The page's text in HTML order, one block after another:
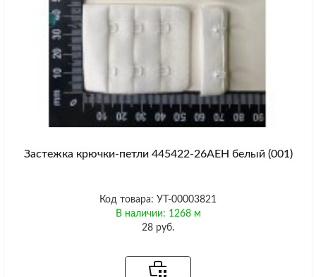
Застежка крючки-петли 445422-26AEH белый (001)
Код товара: УТ-00003821
В наличии: 1268 м
28 руб.